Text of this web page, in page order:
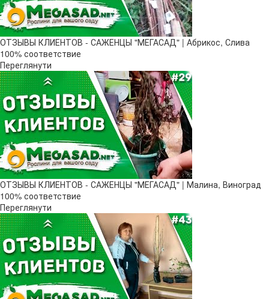
ОТЗЫВЫ КЛИЕНТОВ - САЖЕНЦЫ "МЕГАСАД" | Абрикос, Слива
100% соответствие
Переглянути
ОТЗЫВЫ КЛИЕНТОВ - САЖЕНЦЫ "МЕГАСАД" | Малина, Виноград
100% соответствие
Переглянути